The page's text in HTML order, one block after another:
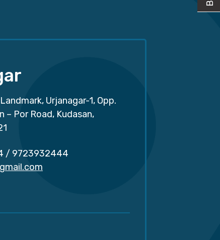
Urjanagar-1, Opp.
– Por Road, Kudasan,
/ 9723932444